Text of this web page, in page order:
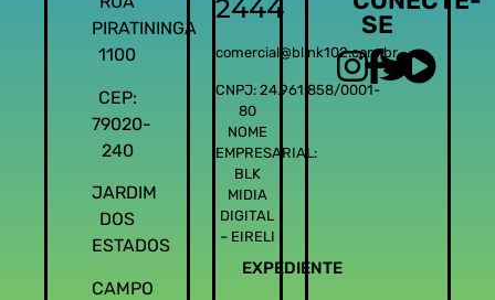
PIRATININGA
1100
CEP:
79020-
240
JARDIM
DOS
ESTADOS
CAMPO
2444
comercial@blink102.com.br
CNPJ: 24.961.858/0001-
80
NOME
EMPRESARIAL:
BLK
MIDIA
DIGITAL
– EIRELI
EXPEDIENTE
SE